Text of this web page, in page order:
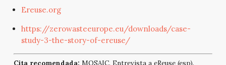
Ereuse.org
https://zerowasteeurope.eu/downloads/case-
study-3-the-story-of-ereuse/
Cita recomendada: MOSAIC. Entrevista a eReuse (esp).